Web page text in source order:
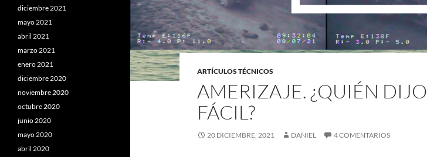
ARTÍCULOS TÉCNICOS
AMERIZAJE. ¿QUIÉN DIJO
FÁCIL?
20 DICIEMBRE, 2021 DANIEL 4 COMENTARIOS
diciembre 2021
mayo 2021
abril 2021
marzo 2021
enero 2021
diciembre 2020
noviembre 2020
octubre 2020
junio 2020
mayo 2020
abril 2020